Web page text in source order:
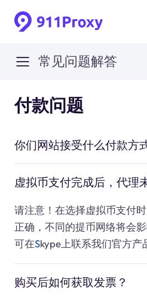
常见问题解答
付款问题
你们网站接受什么付款方
虚拟币支付完成后，代理
请注意！在选择虚拟币支付
正确，不同的提币网络将会
可在Skype上联系我们官方产
购买后如何获取发票？